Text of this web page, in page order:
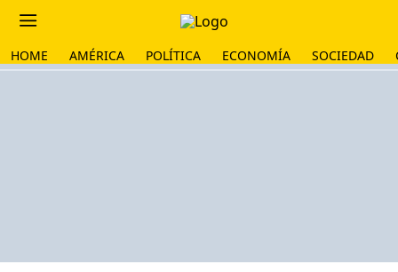
HOME AMÉRICA POLÍTICA ECONOMÍA SOCIEDAD